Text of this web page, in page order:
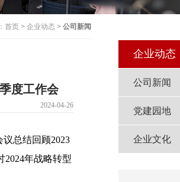
首页 >企业动态 >公司新闻
度工作会
2024-04-26
议总结回顾2023
2024年战略转型
企业动态
公司新闻
党建园地
企业文化